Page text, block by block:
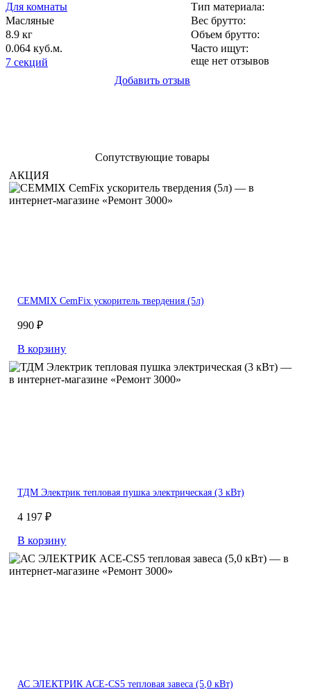
Для комнаты
Тип материала:
Масляные
Вес брутто:
8.9 кг
Объем брутто:
0.064 куб.м.
Часто ищут:
7 секций
еще нет отзывов
Добавить отзыв
Сопутствующие товары
АКЦИЯ
CEMMIX CemFix ускоритель твердения (5л)
990 ₽
В корзину
ТДМ Электрик тепловая пушка электрическая (3 кВт)
4 197 ₽
В корзину
АС ЭЛЕКТРИК ACE-CS5 тепловая завеса (5,0 кВт)